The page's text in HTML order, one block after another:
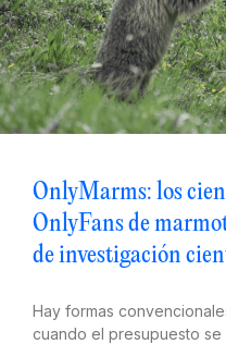
OnlyMarms: los
OnlyFans de
de investigación
Hay formas
cuando el presupuesto